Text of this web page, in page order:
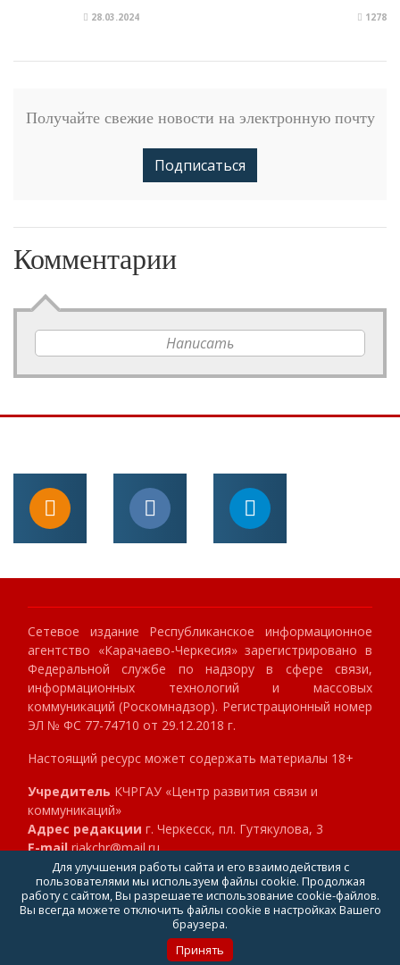
28.03.2024 1278
Получайте свежие новости на электронную почту
Подписаться
Комментарии
Написать
Сетевое издание Республиканское информационное
агентство «Карачаево-Черкесия» зарегистрировано в
Федеральной службе по надзору в сфере связи,
информационных технологий и массовых
коммуникаций (Роскомнадзор). Регистрационный номер
ЭЛ № ФС 77-74710 от 29.12.2018 г.
Настоящий ресурс может содержать материалы 18+
Учредитель КЧРГАУ «Центр развития связи и
коммуникаций»
Адрес редакции г. Черкесск, пл. Гутякулова, 3
E-mailriakchr@mail.ru
Телефон8 (8782) 23-89-40
Главный редакторКлокова Мария Алексеевна
Для улучшения работы сайта и его взаимодействия с
пользователями мы используем файлы cookie. Продолжая
работу с сайтом, Вы разрешаете использование cookie-файлов.
Вы всегда можете отключить файлы cookie в настройках Вашего
браузера.
Принять